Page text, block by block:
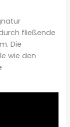
fließende
Die
wie den